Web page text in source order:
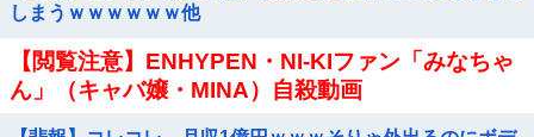
しまうｗｗｗｗｗｗ他
【閲覧注意】ENHYPEN・NI-KIファン「みなちゃ
ん」（キャバ嬢・MINA）自殺動画